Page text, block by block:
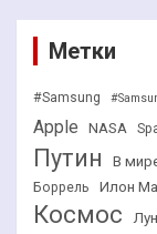
Метки
#Samsung
Apple NASA
Путин
В
Боррель
Илон
Космос